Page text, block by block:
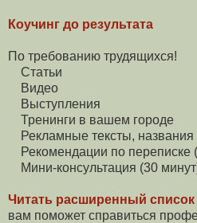
Коучинг до результата
По требованию трудящихся!
Статьи
Видео
Выступления
Тренинги в вашем городе
Рекламные тексты, названия
Рекомендации по переписке
Мини-консультация (30
Читать расширенный список
вам поможет справиться